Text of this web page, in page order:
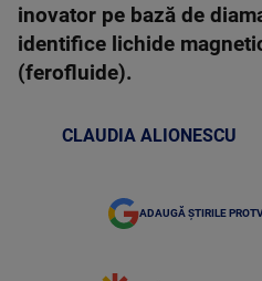
inovator pe bază de
identifice lichide
(ferofluide).
CLAUDIA ALIONESCU
ADAUGĂ ȘTIRILE